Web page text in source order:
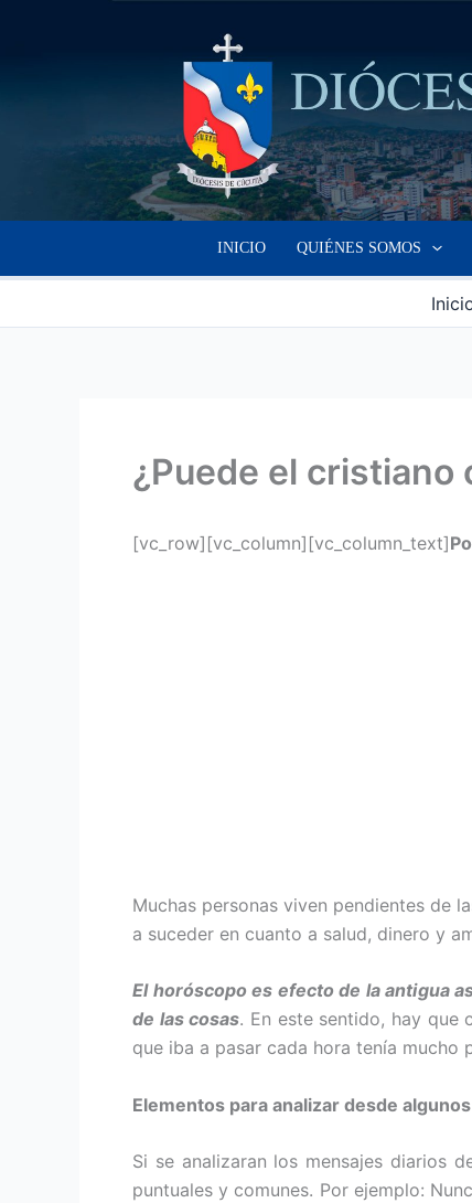
INICIO QUIÉNES SOMOS
¿Puede el cristiano
[vc_row][vc_column][vc_column_text]
Muchas personas viven pen­dientes de
a suceder en cuanto a salud, dinero y
El horóscopo es efecto de la antigua
de las cosas. En este sentido, hay que
que iba a pa­sar cada hora tenía
Elementos para analizar desde
Si se analizaran los mensajes diarios
puntuales y comunes. Por ejemplo: